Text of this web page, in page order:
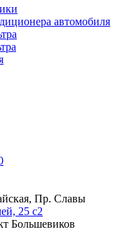
автомобиля
Пр. Славы
25 с2
Большевиков